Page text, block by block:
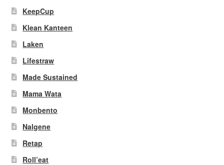
KeepCup
Klean Kanteen
Laken
Lifestraw
Made Sustained
Mama Wata
Monbento
Nalgene
Retap
Roll’eat